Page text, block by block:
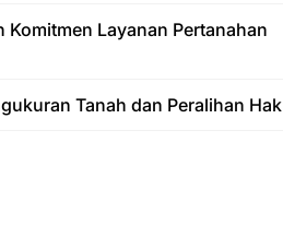
Komitmen Layanan Pertanahan
Tanah dan Peralihan Hak